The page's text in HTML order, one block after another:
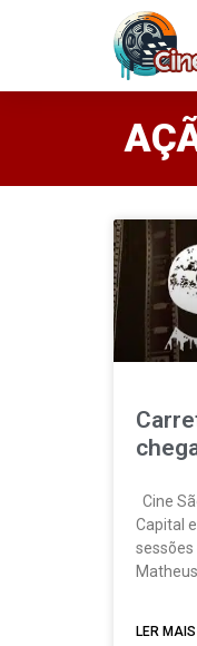
Cine
Capital
LER